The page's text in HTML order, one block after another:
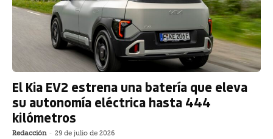
El Kia EV2 estrena una batería que eleva
su autonomía eléctrica hasta 444
kilómetros
Redacción - 29 de julio de 2026